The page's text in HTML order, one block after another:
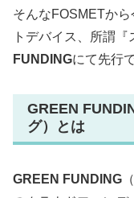
そんなFOSMETか
トデバイス、所謂
FUNDINGにて先行
GREEN
グ）とは
GREEN FUNDING